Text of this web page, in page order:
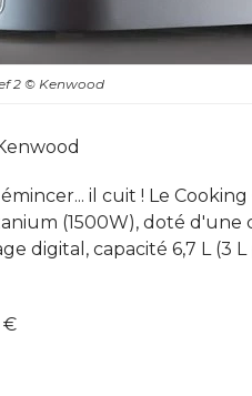
2© Kenwood
il cuit ! Le
(1500W), doté d'une
digital, capacité 6,7 L (3
€